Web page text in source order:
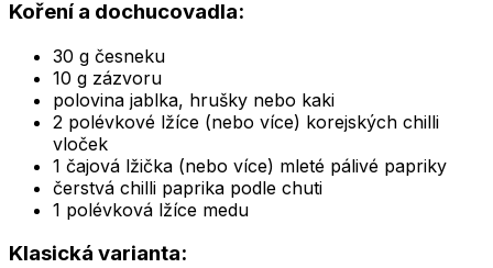
Koření a dochucovadla:
30 g česneku
10 g zázvoru
polovina jablka, hrušky nebo kaki
2 polévkové lžíce (nebo více) korejských chilli
vloček
1 čajová lžička (nebo více) mleté pálivé papriky
čerstvá chilli paprika podle chuti
1 polévková lžíce medu
Klasická varianta: